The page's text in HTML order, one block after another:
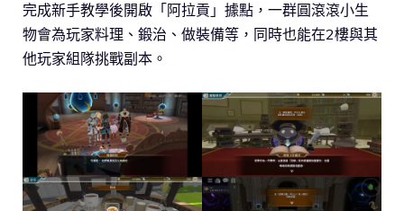
完成新手教學後開啟「阿拉貢」據點，一群圓滾滾小生
物會為玩家料理、鍛治、做裝備等，同時也能在2樓與其
他玩家組隊挑戰副本。